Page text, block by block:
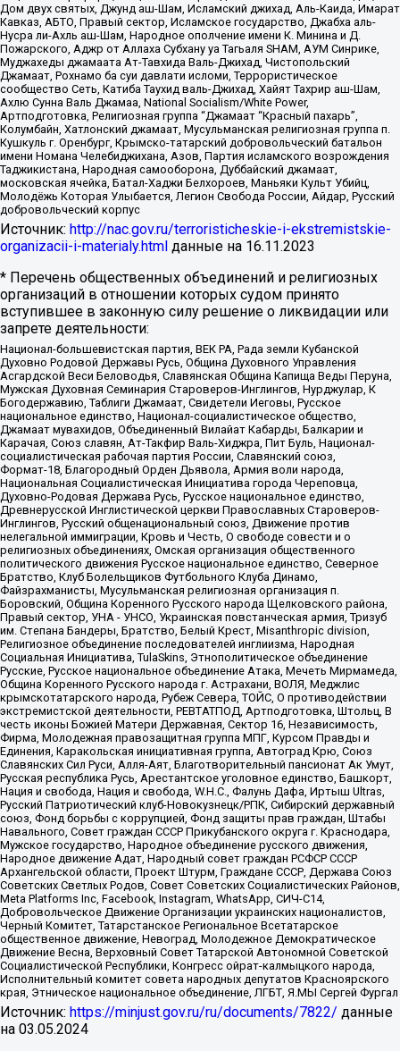
Дом двух святых, Джунд аш-Шам, Исламский джихад, Аль-Каида, Имарат
Кавказ, АБТО, Правый сектор, Исламское государство, Джабха аль-
Нусра ли-Ахль аш-Шам, Народное ополчение имени К. Минина и Д.
Пожарского, Аджр от Аллаха Субхану уа Тагьаля SHAM, АУМ Синрике,
Муджахеды джамаата Ат-Тавхида Валь-Джихад, Чистопольский
Джамаат, Рохнамо ба суи давлати исломи, Террористическое
сообщество Сеть, Катиба Таухид валь-Джихад, Хайят Тахрир аш-Шам,
Ахлю Сунна Валь Джамаа, National Socialism/White Power,
Артподготовка, Религиозная группа “Джамаат “Красный пахарь”,
Колумбайн, Хатлонский джамаат, Мусульманская религиозная группа п.
Кушкуль г. Оренбург, Крымско-татарский добровольческий батальон
имени Номана Челебиджихана, Азов, Партия исламского возрождения
Таджикистана, Народная самооборона, Дуббайский джамаат,
московская ячейка, Батал-Хаджи Белхороев, Маньяки Культ Убийц,
Молодёжь Которая Улыбается, Легион Свобода России, Айдар, Русский
добровольческий корпус
Источник: http://nac.gov.ru/terroristicheskie-i-ekstremistskie-
organizacii-i-materialy.html данные на 16.11.2023
* Перечень общественных объединений и религиозных
организаций в отношении которых судом принято
вступившее в законную силу решение о ликвидации или
запрете деятельности:
Национал-большевистская партия, ВЕК РА, Рада земли Кубанской
Духовно Родовой Державы Русь, Община Духовного Управления
Асгардской Веси Беловодья, Славянская Община Капища Веды Перуна,
Мужская Духовная Семинария Староверов-Инглингов, Нурджулар, К
Богодержавию, Таблиги Джамаат, Свидетели Иеговы, Русское
национальное единство, Национал-социалистическое общество,
Джамаат мувахидов, Объединенный Вилайат Кабарды, Балкарии и
Карачая, Союз славян, Ат-Такфир Валь-Хиджра, Пит Буль, Национал-
социалистическая рабочая партия России, Славянский союз,
Формат-18, Благородный Орден Дьявола, Армия воли народа,
Национальная Социалистическая Инициатива города Череповца,
Духовно-Родовая Держава Русь, Русское национальное единство,
Древнерусской Инглистической церкви Православных Староверов-
Инглингов, Русский общенациональный союз, Движение против
нелегальной иммиграции, Кровь и Честь, О свободе совести и о
религиозных объединениях, Омская организация общественного
политического движения Русское национальное единство, Северное
Братство, Клуб Болельщиков Футбольного Клуба Динамо,
Файзрахманисты, Мусульманская религиозная организация п.
Боровский, Община Коренного Русского народа Щелковского района,
Правый сектор, УНА - УНСО, Украинская повстанческая армия, Тризуб
им. Степана Бандеры, Братство, Белый Крест, Misanthropic division,
Религиозное объединение последователей инглиизма, Народная
Социальная Инициатива, TulaSkins, Этнополитическое объединение
Русские, Русское национальное объединение Атака, Мечеть Мирмамеда,
Община Коренного Русского народа г. Астрахани, ВОЛЯ, Меджлис
крымскотатарского народа, Рубеж Севера, ТОЙС, О противодействии
экстремистской деятельности, РЕВТАТПОД, Артподготовка, Штольц, В
честь иконы Божией Матери Державная, Сектор 16, Независимость,
Фирма, Молодежная правозащитная группа МПГ, Курсом Правды и
Единения, Каракольская инициативная группа, Автоград Крю, Союз
Славянских Сил Руси, Алля-Аят, Благотворительный пансионат Ак Умут,
Русская республика Русь, Арестантское уголовное единство, Башкорт,
Нация и свобода, Нация и свобода, W.H.С., Фалунь Дафа, Иртыш Ultras,
Русский Патриотический клуб-Новокузнецк/РПК, Сибирский державный
союз, Фонд борьбы с коррупцией, Фонд защиты прав граждан, Штабы
Навального, Совет граждан СССР Прикубанского округа г. Краснодара,
Мужское государство, Народное объединение русского движения,
Народное движение Адат, Народный совет граждан РСФСР СССР
Архангельской области, Проект Штурм, Граждане СССР, Держава Союз
Советских Светлых Родов, Совет Советских Социалистических Районов,
Meta Platforms Inc, Facebook, Instagram, WhatsApp, СИЧ-С14,
Добровольческое Движение Организации украинских националистов,
Черный Комитет, Татарстанское Региональное Всетатарское
общественное движение, Невоград, Молодежное Демократическое
Движение Весна, Верховный Совет Татарской Автономной Советской
Социалистической Республики, Конгресс ойрат-калмыцкого народа,
Исполнительный комитет совета народных депутатов Красноярского
края, Этническое национальное объединение, ЛГБТ, Я.МЫ Сергей Фургал
Источник: https://minjust.gov.ru/ru/documents/7822/ данные
на 03.05.2024